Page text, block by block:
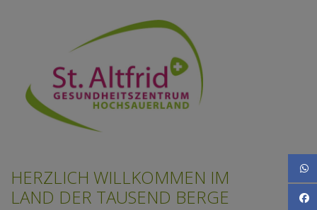
HERZLICH WILLKOMMEN IM
LAND DER TAUSEND BERGE